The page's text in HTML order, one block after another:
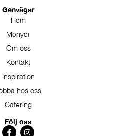
Genvägar
Hem
Menyer
Om oss
Kontakt
Inspiration
hos oss
Catering
Följ oss